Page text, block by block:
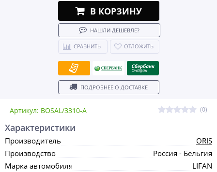
Артикул: BOSAL/3310-A (0)
В КОРЗИНУ
НАШЛИ ДЕШЕВЛЕ?
СРАВНИТЬ ОТЛОЖИТЬ
ПОДРОБНЕЕ О ДОСТАВКЕ
Характеристики
Производитель
ORIS
Производство
Россия - Бельгия
Марка автомобиля
LIFAN